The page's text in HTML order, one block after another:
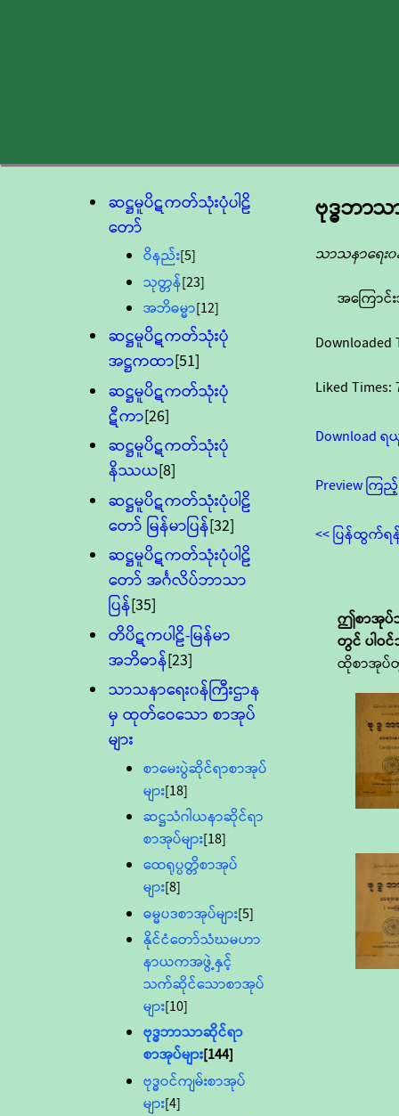
ဆဋ္ဌမူပိဋကတ်သုံးပုံပါဠိ
တော်
ဝိနည်း[5]
သုတ္တန်[23]
အဘိဓမ္မာ[12]
ဆဋ္ဌမူပိဋကတ်သုံးပုံ
အဋ္ဌကထာ[51]
ဆဋ္ဌမူပိဋကတ်သုံးပုံ
ဋီကာ[26]
ဆဋ္ဌမူပိဋကတ်သုံးပုံ
နိဿယ[8]
ဆဋ္ဌမူပိဋကတ်သုံးပုံပါဠိ
တော် မြန်မာပြန်[32]
ဆဋ္ဌမူပိဋကတ်သုံးပုံပါဠိ
တော် အင်္ဂလိပ်ဘာသာ
ပြန်[35]
တိပိဋကပါဠိ-မြန်မာ
အဘိဓာန်[23]
သာသနာရေး၀န်ကြီးဌာန
မှ ထုတ်ဝေသော စာအုပ်
များ
စာမေးပွဲဆိုင်ရာစာအုပ်
များ[18]
ဆဋ္ဌသံဂါယနာဆိုင်ရာ
စာအုပ်များ[18]
ထေရုပ္ပတ္တိစာအုပ်
များ[8]
ဓမ္မပဒစာအုပ်များ[5]
နိုင်ငံတော်သံဃမဟာ
နာယကအဖွဲ့နှင့်
သက်ဆိုင်သောစာအုပ်
များ[10]
ဗုဒ္ဓဘာသာဆိုင်ရာ
စာအုပ်များ[144]
ဗုဒ္ဓဝင်ကျမ်းစာအုပ်
များ[4]
ဗုဒ္ဓဘာ
သာသနာရေး၀
အကြောင်
Downloaded
Liked Times:
Download
Preview ကြ
<< ပြန်ထွက်ရ
ဤစာအုပ်
တွင် ပါဝ
ထိုစာအုပ်တွဲ